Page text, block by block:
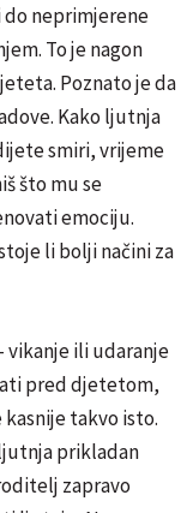
neprimjerene
To je nagon
Poznato je da
Kako ljutnja
smiri, vrijeme
što mu se
emociju.
li bolji načini za
vikanje ili udaranje
pred djetetom,
takvo isto.
prikladan
zapravo